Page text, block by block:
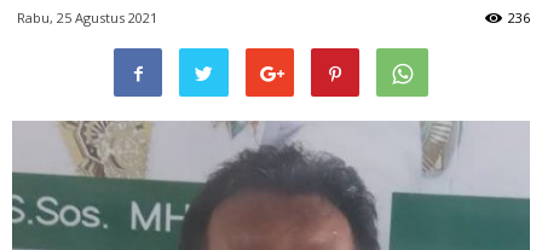
Rabu, 25 Agustus 2021 236